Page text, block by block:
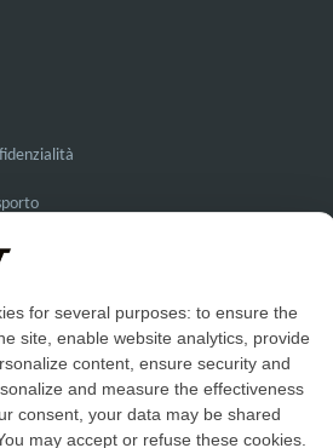
for several purposes: to ensure the
site, enable website analytics, provide
content, ensure security and
and measure the effectiveness
consent, your data may be shared
may accept or refuse these cookies.